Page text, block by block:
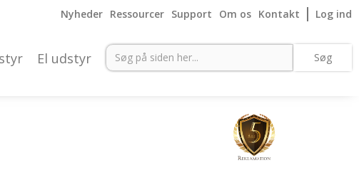
Nyheder Ressourcer Support Om os Kontakt Log ind
El udstyr